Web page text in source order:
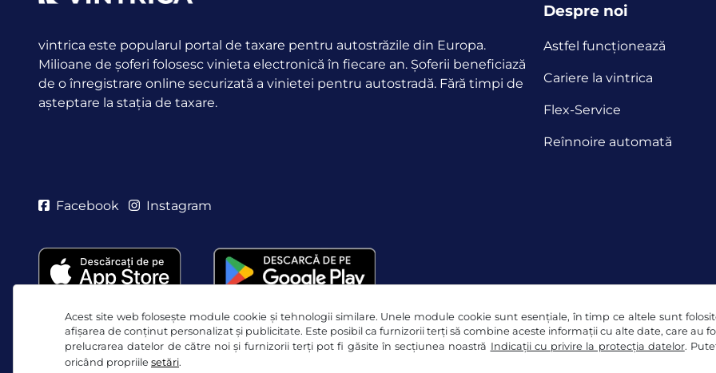
Acest site web folosește module cookie și tehnologii similare. Unele module cookie sunt esențiale, în timp ce altele sunt
afișarea de conținut personalizat și publicitate. Este posibil ca furnizorii terți să combine aceste informații cu alte date, care au
prelucrarea datelor de către noi și furnizorii terți pot fi găsite în secțiunea noastră Indicații cu privire la protecția datelor.
oricând propriile setări.
vintrica este popularul portal de taxare pentru autostrăzile din Europa.
Milioane de șoferi folosesc vinieta electronică în fiecare an. Șoferii beneficiază
de o înregistrare online securizată a vinietei pentru autostradă. Fără timpi de
așteptare la stația de taxare.
Despre noi
Astfel funcţionează
Cariere la vintrica
Flex-Service
Reînnoire automată
Facebook Instagram